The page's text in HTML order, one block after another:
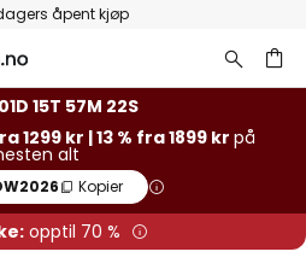
åpent kjøp
01D 15T 57M 22S
1299 kr | 13 % fra 1899 krpå
alt
Kopier
opptil 70 %